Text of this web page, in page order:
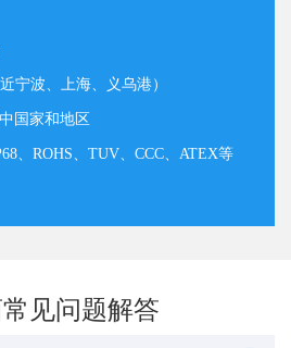
宁波、上海、义乌港）
国家和地区
、ROHS、TUV、CCC、ATEX等
见问题解答